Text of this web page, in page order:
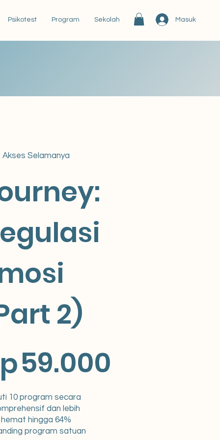
Psikotest Program Sekolah Masuk
Akses Selamanya
2)
59.000
10 program secara
dan lebih
hemat hingga 64%
program satuan